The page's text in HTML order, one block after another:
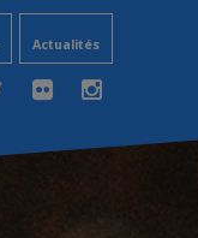
Actualités